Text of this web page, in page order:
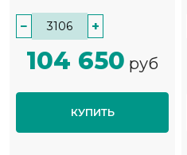
− +
104 650 руб
КУПИТЬ